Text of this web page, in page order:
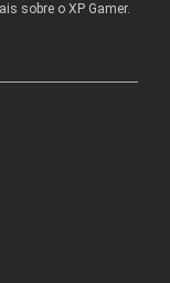
sobre o XP Gamer.